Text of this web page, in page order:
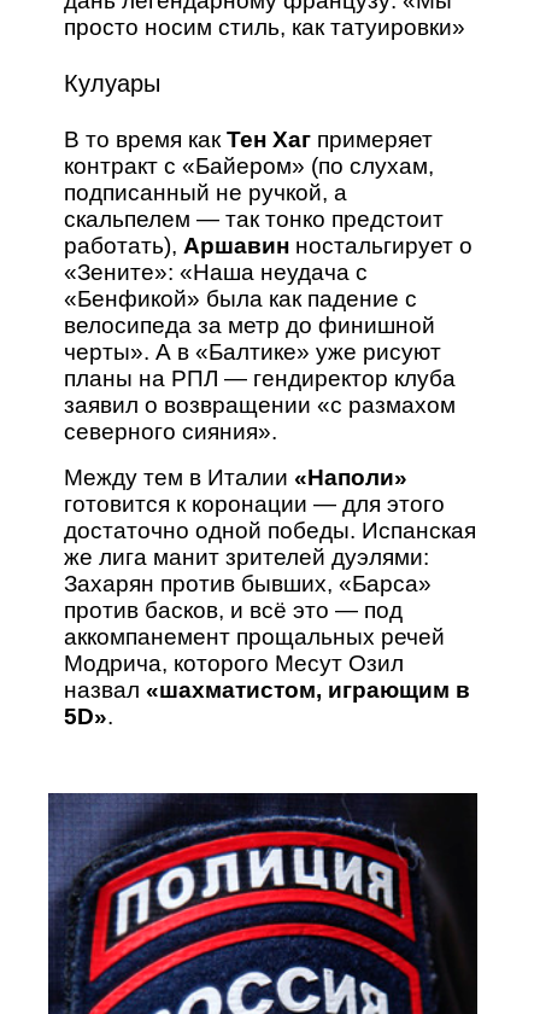
просто носим стиль, как татуировки»
Кулуары
В то время как Тен Хагпримеряет
контракт с «Байером» (по слухам,
подписанный не ручкой, а
скальпелем — так тонко предстоит
работать), Аршавинностальгирует о
«Зените»: «Наша неудача с
«Бенфикой» была как падение с
велосипеда за метр до финишной
черты». А в «Балтике» уже рисуют
планы на РПЛ — гендиректор клуба
заявил о возвращении «с размахом
северного сияния».
Между тем в Италии «Наполи»
готовится к коронации — для этого
достаточно одной победы. Испанская
же лига манит зрителей дуэлями:
Захарян против бывших, «Барса»
против басков, и всё это — под
аккомпанемент прощальных речей
Модрича, которого Месут Озил
назвал «шахматистом, играющим в
5D».